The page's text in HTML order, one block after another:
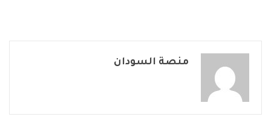
منصة السودان